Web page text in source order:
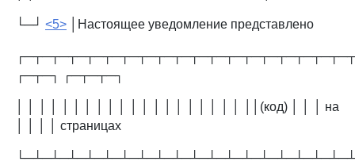
└─┘ <5> │Настоящее уведомление представлено
┌─┬─┐ ┌─┬─┬─┐
│ │ │ │ │ │ │ │ │ │ │ │ │ │ │ │ │ │ │ │ ││(код) │ │ │ на
│ │ │ │ страницах